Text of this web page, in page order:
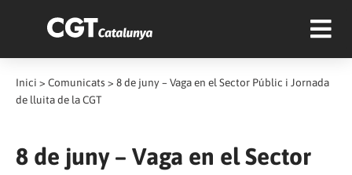
Inici > Comunicats > 8 de juny – Vaga en el Sector Públic i Jornada
de lluita de la CGT
8 de juny – Vaga en el Sector